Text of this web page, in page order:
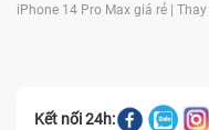
iPhone 14 Pro Max giá rẻ |
Kết nối 24h: